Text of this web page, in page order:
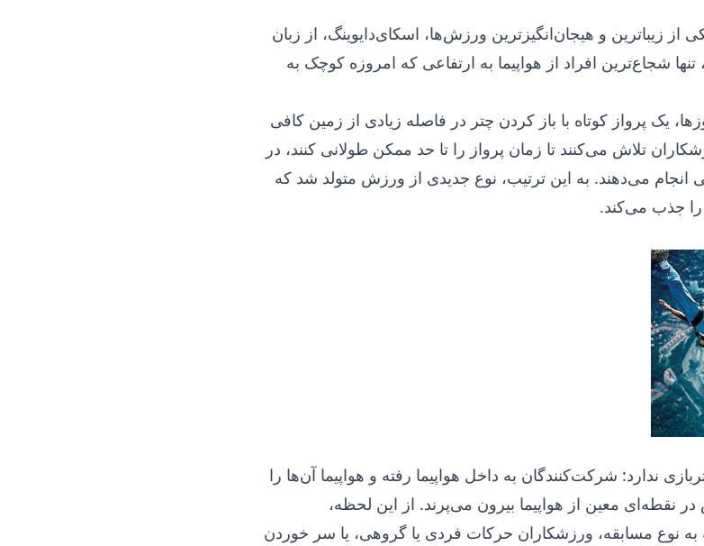
زیباترین و هیجان‌انگیزترین ورزش‌ها، اسکای‌دایوینگ، از زبان
شجاع‌ترین افراد از هواپیما به ارتفاعی که امروزه کوچک به
یک پرواز کوتاه با باز کردن چتر در فاصله زیادی از زمین کافی
تلاش می‌کنند تا زمان پرواز را تا حد ممکن طولانی کنند، در
انجام می‌دهند. به این ترتیب، نوع جدیدی از ورزش متولد شد که
را جذب می‌کند.
ندارد: شرکت‌کنندگان به داخل هواپیما رفته و هواپیما آن‌ها را
معین از هواپیما بیرون می‌پرند. از این لحظه،
به نوع مسابقه، ورزشکاران حرکات فردی یا گروهی، یا سر خوردن